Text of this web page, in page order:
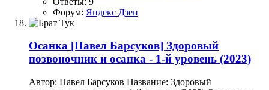
Форум: Яндекс Дзен
Осанка [Павел Барсуков] Здоровый
позвоночник и осанка - 1-й уровень (2023)
Автор: Павел Барсуков Название: Здоровый